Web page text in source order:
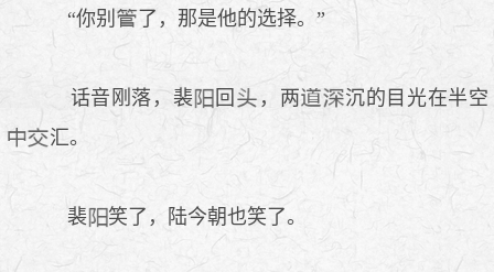
“你别 了，那是他的选择。”
话音刚落，裴 回 ，两
沉的目光在半空
汇。
裴 笑了，陆今朝也笑了。